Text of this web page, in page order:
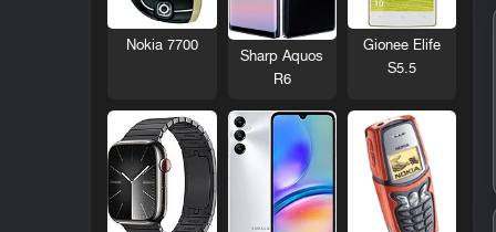
Gionee Elife
S5.5
Sharp Aquos
R6
Nokia 7700